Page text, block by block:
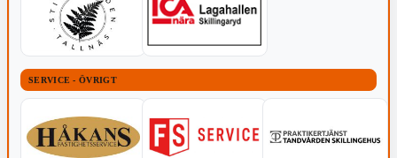
SERVICE - ÖVRIGT